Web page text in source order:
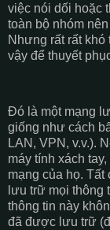
việc nói dối hoặc
toàn bộ nhóm
Nhưng rất rất
vậy để thuyết
Đó là một mạng
giống như cách
LAN, VPN, v.v.).
máy tính xách
mạng của họ. Tất
lưu trữ mọi thông
thông tin này
đã được lưu trữ